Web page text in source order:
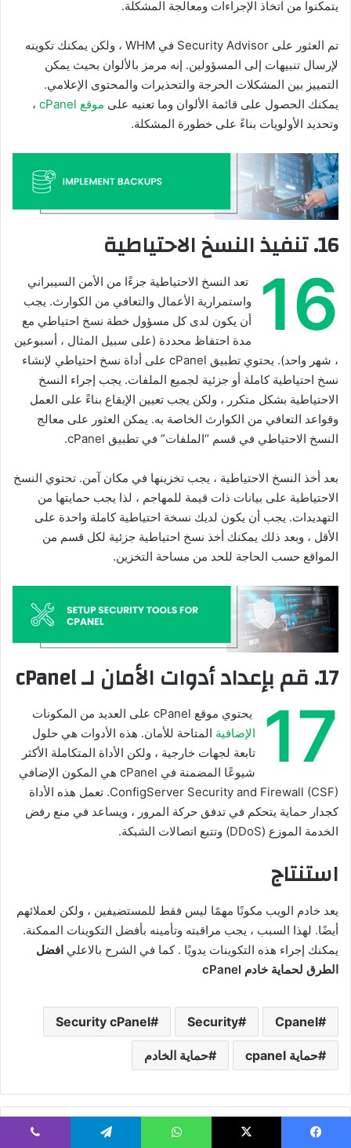
يتمكنوا من اتخاذ الإجراءات ومعالجة المشكلة.
تم العثور على Security Advisor في WHM ، ولكن يمكنك تكوينه
لإرسال تنبيهات إلى المسؤولين. إنه مرمز بالألوان بحيث يمكن
التمييز بين المشكلات الحرجة والتحذيرات والمحتوى الإعلامي.
يمكنك الحصول على قائمة الألوان وما تعنيه على موقع cPanel
،
وتحديد الأولويات بناءً على خطورة المشكلة.
16. تنفيذ النسخ الاحتياطية
16
تعد النسخ الاحتياطية جزءًا من الأمن السيبراني
واستمرارية الأعمال والتعافي من الكوارث. يجب
أن يكون لدى كل مسؤول خطة نسخ احتياطي مع
مدة احتفاظ محددة (على سبيل المثال ، أسبوعين
، شهر واحد). يحتوي تطبيق cPanel على أداة نسخ احتياطي لإنشاء
نسخ احتياطية كاملة أو جزئية لجميع الملفات. يجب إجراء النسخ
الاحتياطية بشكل متكرر ، ولكن يجب تعيين الإيقاع بناءً على العمل
وقواعد التعافي من الكوارث الخاصة به. يمكن العثور على معالج
النسخ الاحتياطي في قسم “الملفات” في تطبيق cPanel.
بعد أخذ النسخ الاحتياطية ، يجب تخزينها في مكان آمن. تحتوي النسخ
الاحتياطية على بيانات ذات قيمة للمهاجم ، لذا يجب حمايتها من
التهديدات. يجب أن يكون لديك نسخة احتياطية كاملة واحدة على
الأقل ، وبعد ذلك يمكنك أخذ نسخ احتياطية جزئية لكل قسم من
المواقع حسب الحاجة للحد من مساحة التخزين.
17. قم بإعداد أدوات الأمان لـ cPanel
17
يحتوي موقع cPanel على العديد من المكونات
الإضافية المتاحة للأمان. هذه الأدوات هي حلول
تابعة لجهات خارجية ، ولكن الأداة المتكاملة الأكثر
شيوعًا المضمنة في cPanel هي المكون الإضافي
ConfigServer Security and Firewall (CSF). تعمل هذه الأداة
كجدار حماية يتحكم في تدفق حركة المرور ، ويساعد في منع رفض
الخدمة الموزع (DDoS) وتتبع اتصالات الشبكة.
استنتاج
يعد خادم الويب مكونًا مهمًا ليس فقط للمستضيفين ، ولكن لعملائهم
أيضًا. لهذا السبب ، يجب مراقبته وتأمينه بأفضل التكوينات الممكنة.
يمكنك إجراء هذه التكوينات يدويًا . كما في الشرح بالاعلي افضل
الطرق لحماية خادم cPanel
Cpanel
Security
Security cPanel
حماية cpanel حماية الخادم